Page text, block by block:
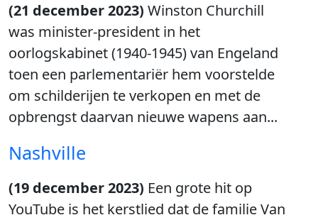
(21 december 2023) Winston Churchill
was minister-president in het
oorlogskabinet (1940-1945) van Engeland
toen een parlementariër hem voorstelde
om schilderijen te verkopen en met de
opbrengst daarvan nieuwe wapens aan...
Nashville
(19 december 2023) Een grote hit op
YouTube is het kerstlied dat de familie Van